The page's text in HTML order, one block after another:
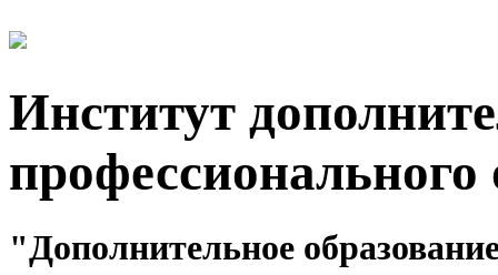
Институт
профессионального
"Дополнительное